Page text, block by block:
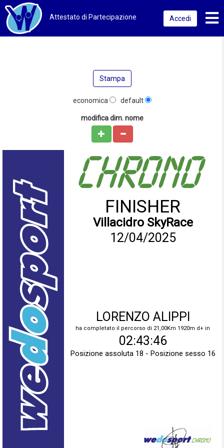
Attestato di Partecipazione Accedi
Stampa
economica default
modifica dim. nome
FINISHER
Villacidro SkyRace
LORENZO ALIPPI
ha completato il percorso di 21,00Km 1920m d+ in
Posizione assoluta 18 - Posizione sesso 16
02:43:46
12/04/2025